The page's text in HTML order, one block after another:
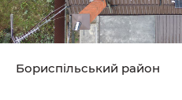
Бориспільський район